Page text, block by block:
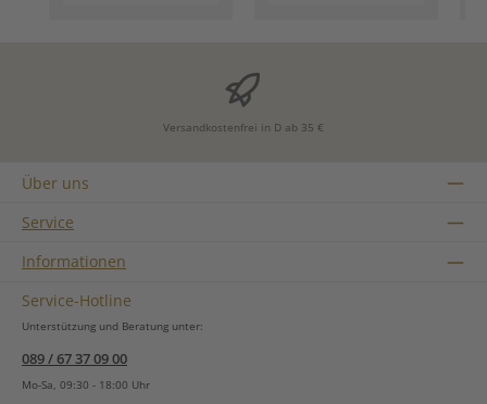
Versandkostenfrei in D ab 35 €
Über uns
Service
Informationen
Service-Hotline
Unterstützung und Beratung unter:
089 / 67 37 09 00
Mo-Sa, 09:30 - 18:00 Uhr